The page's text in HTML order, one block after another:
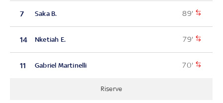
7 Saka B. 89'
14 Nketiah E. 79'
11 Gabriel Martinelli 70'
Riserve